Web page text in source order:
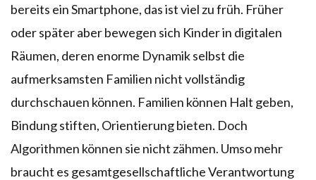
bereits ein Smartphone, das ist viel zu früh. Früher
oder später aber bewegen sich Kinder in digitalen
Räumen, deren enorme Dynamik selbst die
aufmerksamsten Familien nicht vollständig
durchschauen können. Familien können Halt geben,
Bindung stiften, Orientierung bieten. Doch
Algorithmen können sie nicht zähmen. Umso mehr
braucht es gesamtgesellschaftliche Verantwortung